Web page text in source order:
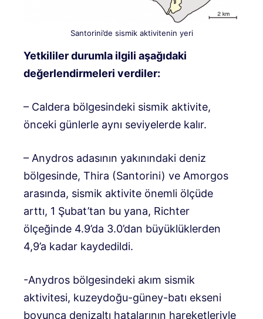
Santorini’de sismik aktivitenin yeri
Yetkililer durumla ilgili aşağıdaki
değerlendirmeleri verdiler:
– Caldera bölgesindeki sismik aktivite,
önceki günlerle aynı seviyelerde kalır.
– Anydros adasının yakınındaki deniz
bölgesinde, Thira (Santorini) ve Amorgos
arasında, sismik aktivite önemli ölçüde
arttı, 1 Şubat’tan bu yana, Richter
ölçeğinde 4.9’da 3.0’dan büyüklüklerden
4,9’a kadar kaydedildi.
-Anydros bölgesindeki akım sismik
aktivitesi, kuzeydoğu-güney-batı ekseni
boyunca denizaltı hatalarının hareketleriyle